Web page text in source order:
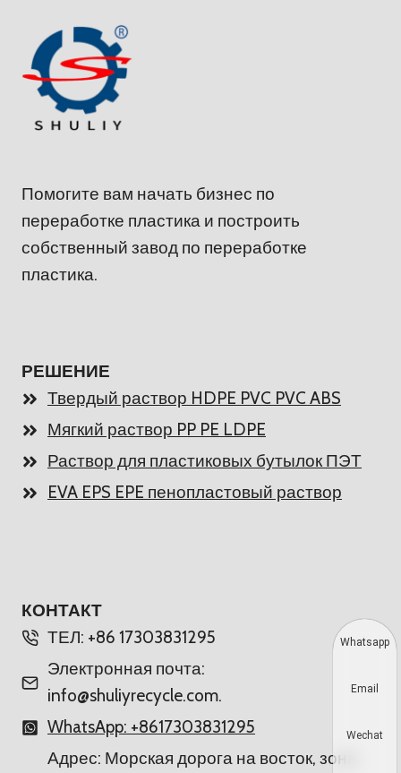
Помогите вам начать бизнес по
переработке пластика и построить
собственный завод по переработке
пластика.
РЕШЕНИЕ
Твердый раствор HDPE PVC PVC ABS
Мягкий раствор PP PE LDPE
Раствор для пластиковых бутылок ПЭТ
EVA EPS EPE пенопластовый раствор
КОНТАКТ
ТЕЛ: +86 17303831295
Электронная почта:
info@shuliyrecycle.com.
WhatsApp: +8617303831295
Адрес: Морская дорога на восток, зона
Whatsapp
Email
Wechat